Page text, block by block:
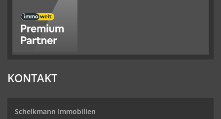
KONTAKT
Schelkmann Immobilien